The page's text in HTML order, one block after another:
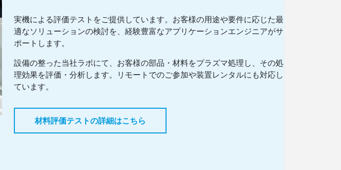
実機による評価テストをご提供しています。お客様の用途や要件に応じた最
適なソリューションの検討を、経験豊富なアプリケーションエンジニアがサ
ポートします。
設備の整った当社ラボにて、お客様の部品・材料をプラズマ処理し、その処
理効果を評価・分析します。リモートでのご参加や装置レンタルにも対応し
ています。
材料評価テストの詳細はこちら